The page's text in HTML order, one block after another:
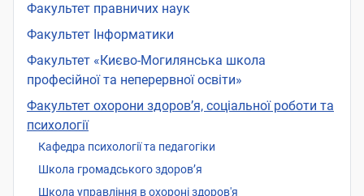
Факультет правничих наук
Факультет Інформатики
Факультет «Києво-Могилянська школа
професійної та неперервної освіти»
Факультет охорони здоров’я, соціальної роботи та
психології
Кафедра психології та педагогіки
Школа громадського здоров’я
Школа управління в охороні здоров'я